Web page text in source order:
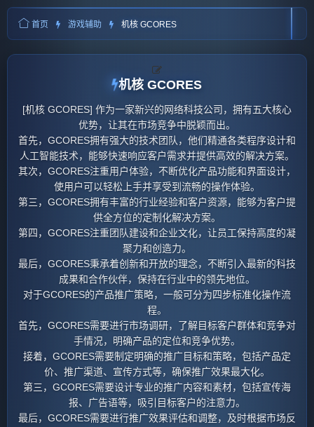
首页 游戏辅助 机核 GCORES
机核 GCORES
[机核 GCORES] 作为一家新兴的网络科技公司，拥有五大核心
优势，让其在市场竞争中脱颖而出。
首先，GCORES拥有强大的技术团队，他们精通各类程序设计和
人工智能技术，能够快速响应客户需求并提供高效的解决方案。
其次，GCORES注重用户体验，不断优化产品功能和界面设计，
使用户可以轻松上手并享受到流畅的操作体验。
第三，GCORES拥有丰富的行业经验和客户资源，能够为客户提
供全方位的定制化解决方案。
第四，GCORES注重团队建设和企业文化，让员工保持高度的凝
聚力和创造力。
最后，GCORES秉承着创新和开放的理念，不断引入最新的科技
成果和合作伙伴，保持在行业中的领先地位。
对于GCORES的产品推广策略，一般可分为四步标准化操作流
程。
首先，GCORES需要进行市场调研，了解目标客户群体和竞争对
手情况，明确产品的定位和竞争优势。
接着，GCORES需要制定明确的推广目标和策略，包括产品定
价、推广渠道、宣传方式等，确保推广效果最大化。
第三，GCORES需要设计专业的推广内容和素材，包括宣传海
报、广告语等，吸引目标客户的注意力。
最后，GCORES需要进行推广效果评估和调整，及时根据市场反